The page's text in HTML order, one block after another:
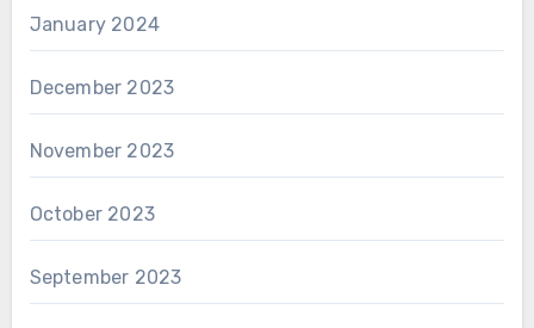
January 2024
December 2023
November 2023
October 2023
September 2023